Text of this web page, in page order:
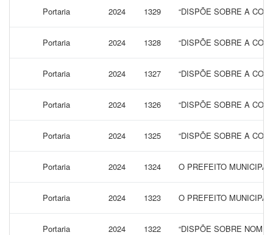
Portaria 2024 1329 “DISPÕE SOBRE A
Portaria 2024 1328 “DISPÕE SOBRE A
Portaria 2024 1327 “DISPÕE SOBRE A
Portaria 2024 1326 “DISPÕE SOBRE A
Portaria 2024 1325 “DISPÕE SOBRE A
Portaria 2024 1324 O PREFEITO
Portaria 2024 1323 O PREFEITO
Portaria 2024 1322 “DISPÕE SOBRE